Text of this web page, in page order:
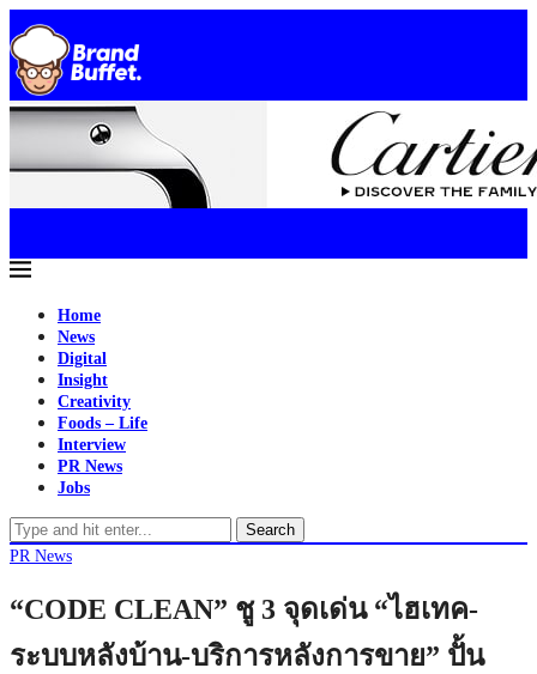
Home
News
Digital
Insight
Creativity
Foods – Life
Interview
PR News
Jobs
Search
PR News
“CODE CLEAN” ชู 3 จุดเด่น “ไฮเทค-
ระบบหลังบ้าน-บริการหลังการขาย” ปั้น